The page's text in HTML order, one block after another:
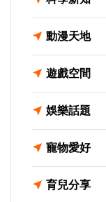
動漫天地
遊戲空間
娛樂話題
寵物愛好
育兒分享